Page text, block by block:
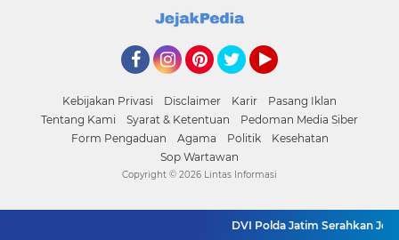
Kebijakan Privasi Disclaimer Karir
Pasang Iklan
Tentang Kami
Syarat & Ketentuan
Pedoman Media Siber
Form Pengaduan
Agama Politik
Kesehatan
Sop Wartawan
DVI Polda Jatim Serahkan
Copyright © 2026 Lintas Informasi